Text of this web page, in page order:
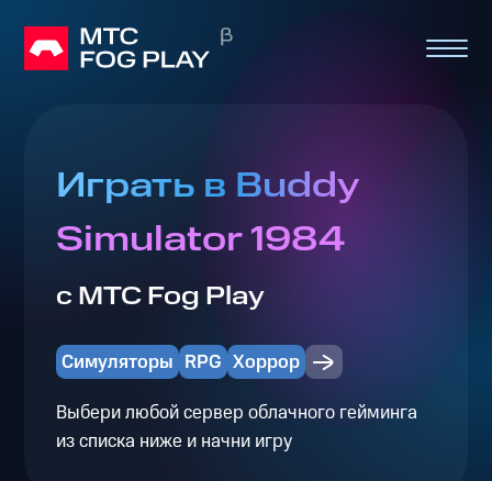
Играть в Buddy
Simulator 1984
с МТС Fog Play
Симуляторы RPG Хоррор
Выбери любой сервер облачного гейминга
из списка ниже и начни игру